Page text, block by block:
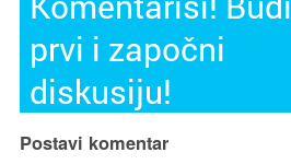
prvi i započni
diskusiju!
Postavi komentar